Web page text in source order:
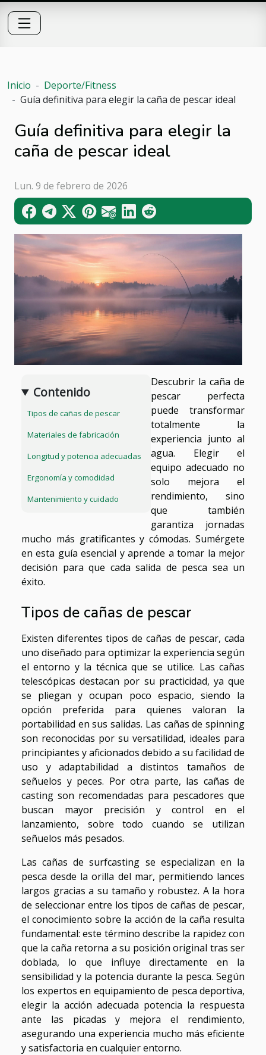
Inicio
Deporte/Fitness
Guía definitiva para elegir la caña de pescar ideal
Guía definitiva para elegir la
caña de pescar ideal
Lun. 9 de febrero de 2026
Contenido
Tipos de cañas de pescar
Materiales de fabricación
Longitud y potencia adecuadas
Ergonomía y comodidad
Mantenimiento y cuidado
Descubrir la caña de
pescar perfecta
puede transformar
totalmente la
experiencia junto al
agua. Elegir el
equipo adecuado no
solo mejora el
rendimiento, sino
que también
garantiza jornadas
mucho más gratificantes y cómodas. Sumérgete
en esta guía esencial y aprende a tomar la mejor
decisión para que cada salida de pesca sea un
éxito.
Tipos de cañas de pescar
Existen diferentes tipos de cañas de pescar, cada
uno diseñado para optimizar la experiencia según
el entorno y la técnica que se utilice. Las cañas
telescópicas destacan por su practicidad, ya que
se pliegan y ocupan poco espacio, siendo la
opción preferida para quienes valoran la
portabilidad en sus salidas. Las cañas de spinning
son reconocidas por su versatilidad, ideales para
principiantes y aficionados debido a su facilidad de
uso y adaptabilidad a distintos tamaños de
señuelos y peces. Por otra parte, las cañas de
casting son recomendadas para pescadores que
buscan mayor precisión y control en el
lanzamiento, sobre todo cuando se utilizan
señuelos más pesados.
Las cañas de surfcasting se especializan en la
pesca desde la orilla del mar, permitiendo lances
largos gracias a su tamaño y robustez. A la hora
de seleccionar entre los tipos de cañas de pescar,
el conocimiento sobre la acción de la caña resulta
fundamental: este término describe la rapidez con
que la caña retorna a su posición original tras ser
doblada, lo que influye directamente en la
sensibilidad y la potencia durante la pesca. Según
los expertos en equipamiento de pesca deportiva,
elegir la acción adecuada potencia la respuesta
ante las picadas y mejora el rendimiento,
asegurando una experiencia mucho más eficiente
y satisfactoria en cualquier entorno.